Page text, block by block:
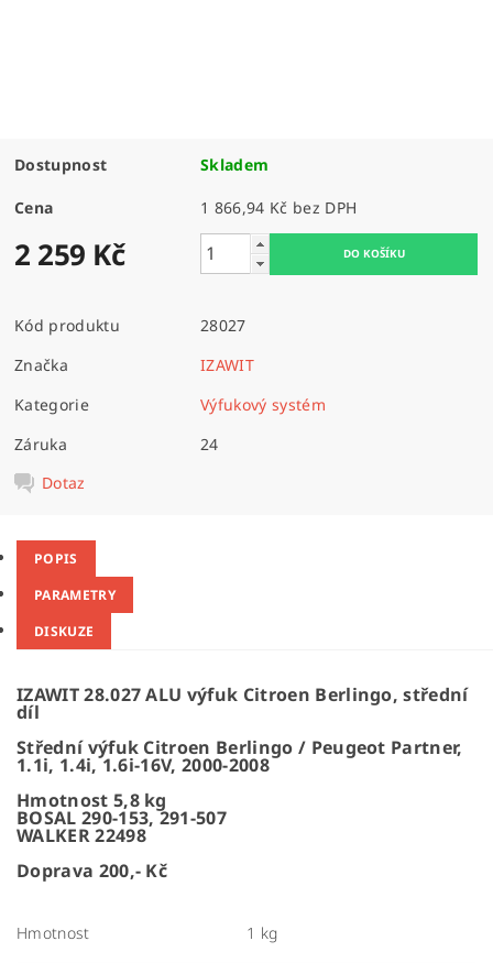
Dostupnost Skladem
Cena 1 866,94 Kč bez DPH
2 259 Kč
Kód produktu
28027
Značka
IZAWIT
Kategorie
Výfukový systém
Záruka
24
Dotaz
POPIS
PARAMETRY
DISKUZE
IZAWIT 28.027 ALU výfuk Citroen Berlingo, střední
díl
Střední výfuk Citroen Berlingo / Peugeot Partner,
1.1i, 1.4i, 1.6i-16V, 2000-2008
Hmotnost 5,8 kg
BOSAL 290-153, 291-507
WALKER 22498
Doprava 200,- Kč
Hmotnost 1 kg